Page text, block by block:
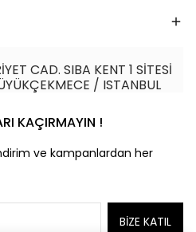
CAD. SIBA KENT 1 SİTESİ
/ ISTANBUL
KAÇIRMAYIN !
ve kampanlardan her
BİZE KATIL